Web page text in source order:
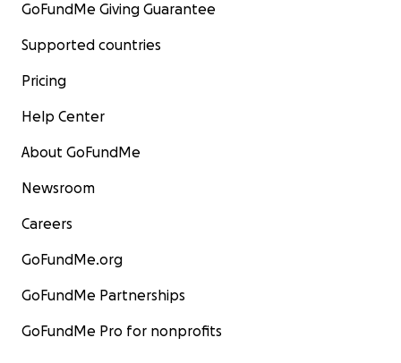
GoFundMe Giving Guarantee
Supported countries
Pricing
Help Center
About GoFundMe
Newsroom
Careers
GoFundMe.org
GoFundMe Partnerships
GoFundMe Pro for nonprofits